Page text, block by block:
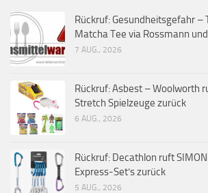
Rückruf: Gesundheitsgefahr –
Matcha Tee via Rossmann
7 AUG., 2026
Rückruf: Asbest – Woolworth
Stretch Spielzeuge zurück
6 AUG., 2026
Rückruf: Decathlon ruft
Express-Set’s zurück
5 AUG., 2026